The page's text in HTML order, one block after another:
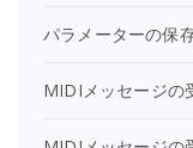
パラメーターの保
MIDIメッセージの